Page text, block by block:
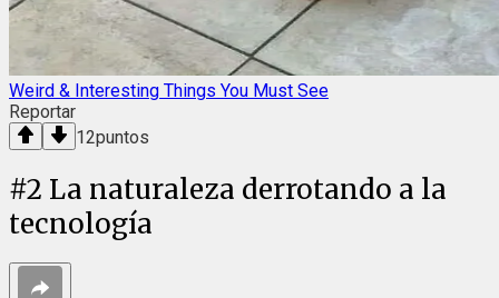
Weird & Interesting Things You Must See
Reportar
12puntos
#2 La naturaleza derrotando a la
tecnología